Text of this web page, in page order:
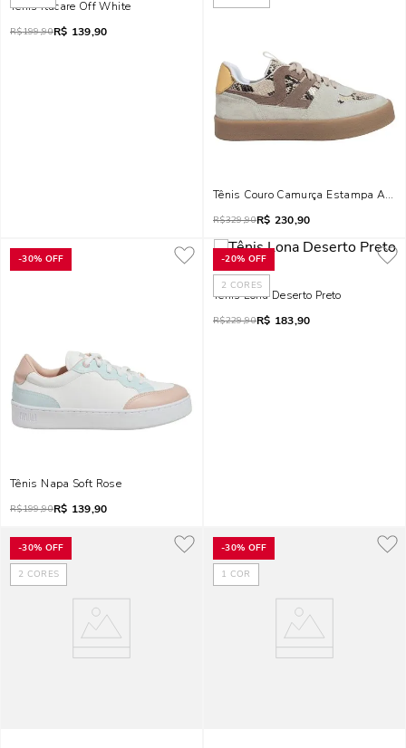
Tênis Itacare Off White
R$199,90R$ 139,90
Tênis Couro Camurça Estampa
R$329,90R$ 230,90
-30% OFF
Tênis Napa Soft Rose
R$199,90R$ 139,90
-20% OFF
2 CORES
Tênis Lona Deserto Preto
R$229,90R$ 183,90
-30% OFF
2 CORES
-30% OFF
1 COR